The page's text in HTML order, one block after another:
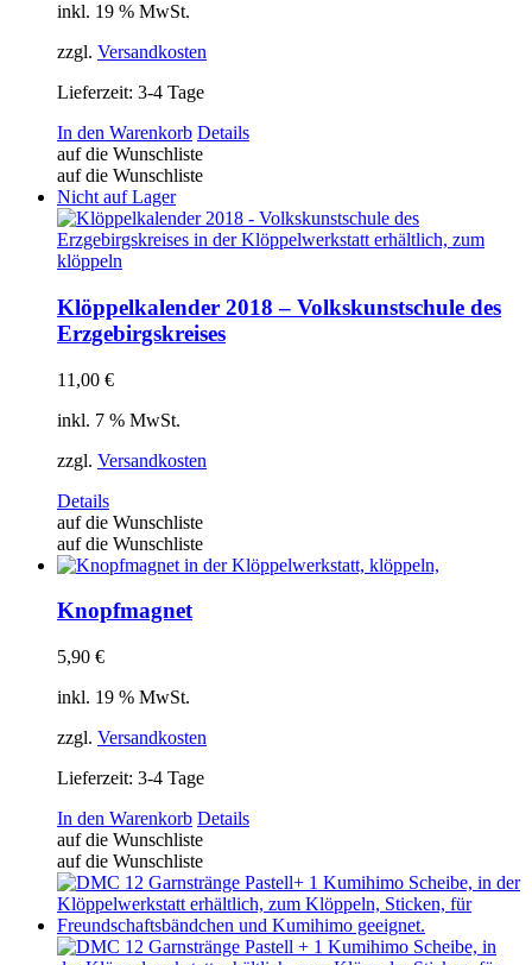
inkl. 19 % MwSt.
zzgl. Versandkosten
Lieferzeit: 3-4 Tage
In den Warenkorb Details
auf die Wunschliste
auf die Wunschliste
Nicht auf Lager
Klöppelkalender 2018 – Volkskunstschule des
Erzgebirgskreises
11,00 €
inkl. 7 % MwSt.
zzgl. Versandkosten
Details
auf die Wunschliste
auf die Wunschliste
Knopfmagnet
5,90 €
inkl. 19 % MwSt.
zzgl. Versandkosten
Lieferzeit: 3-4 Tage
In den Warenkorb Details
auf die Wunschliste
auf die Wunschliste